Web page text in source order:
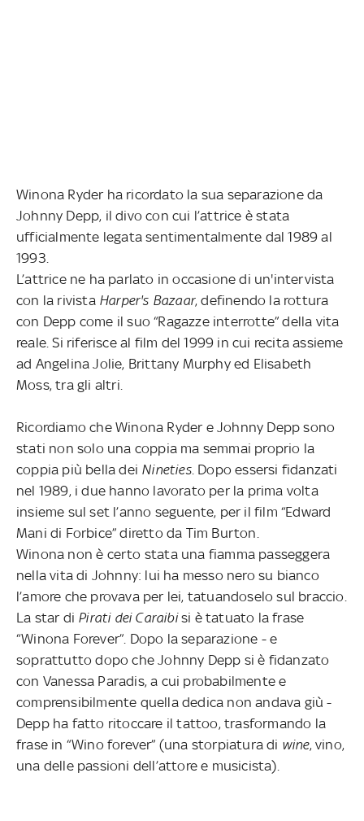
Winona Ryder ha ricordato la sua separazione da
Johnny Depp, il divo con cui l’attrice è stata
ufficialmente legata sentimentalmente dal 1989 al
1993.
L’attrice ne ha parlato in occasione di un'intervista
con la rivistaHarper's Bazaar, definendo la rottura
con Depp come il suo “Ragazze interrotte” della vita
reale. Si riferisce al film del 1999 in cui recita assieme
ad Angelina Jolie, Brittany Murphy ed Elisabeth
Moss, tra gli altri.
Ricordiamo che Winona Ryder e Johnny Depp sono
stati non solo una coppia ma semmai proprio la
coppia più bella dei Nineties. Dopo essersi fidanzati
nel 1989, i due hanno lavorato per la prima volta
insieme sul set l’anno seguente, per il film “Edward
Mani di Forbice” diretto da Tim Burton.
Winona non è certo stata una fiamma passeggera
nella vita di Johnny: lui ha messo nero su bianco
l’amore che provava per lei, tatuandoselo sul braccio.
La star di Pirati dei Caraibisi è tatuato la frase
“Winona Forever”. Dopo la separazione - e
soprattutto dopo che Johnny Depp si è fidanzato
con Vanessa Paradis, a cui probabilmente e
comprensibilmente quella dedica non andava giù -
Depp ha fatto ritoccare il tattoo, trasformando la
frase in “Wino forever” (una storpiatura di wine, vino,
una delle passioni dell’attore e musicista).